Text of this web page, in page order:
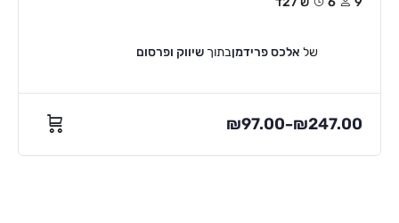
של אלכס פרידמןבתוך שיווק ופרסום
₪97.00–₪247.00